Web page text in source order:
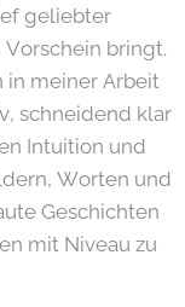
geliebter
bringt.
in meiner Arbeit
schneidend klar
Intuition und
Worten und
Geschichten
mit Niveau zu